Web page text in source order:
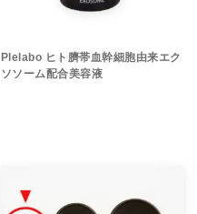
Plelabo ヒト臍帯血幹細胞由来エク
ソソーム配合美容液